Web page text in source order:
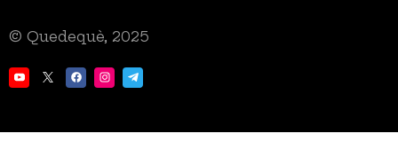
© Quedequè, 2025